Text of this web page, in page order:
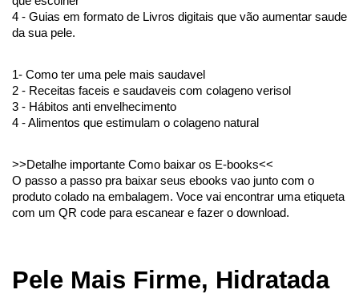
4 - Guias em formato de Livros digitais que vão aumentar saude
da sua pele.
1- Como ter uma pele mais saudavel
2 - Receitas faceis e saudaveis com colageno verisol
3 - Hábitos anti envelhecimento
4 - Alimentos que estimulam o colageno natural
>>Detalhe importante Como baixar os E-books<<
O passo a passo pra baixar seus ebooks vao junto com o
produto colado na embalagem. Voce vai encontrar uma etiqueta
com um QR code para escanear e fazer o download.
Pele Mais Firme, Hidratada